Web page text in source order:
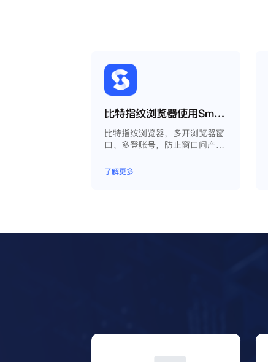
比特指纹浏览器使用Smartproxy教程
比特指纹浏览器，多开浏览器窗
口、多登账号，防止窗口间产生
模拟独立的电脑信息，模拟不同
的IP地址，使得相互间完全环境
了解更多